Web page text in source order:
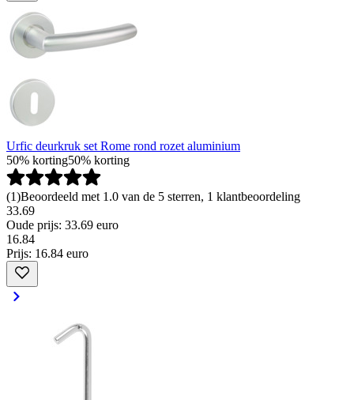
Urfic deurkruk set Rome rond rozet aluminium
50% korting50% korting
(1)Beoordeeld met 1.0 van de 5 sterren, 1 klantbeoordeling
33.69
Oude prijs: 33.69 euro
16.84
Prijs: 16.84 euro